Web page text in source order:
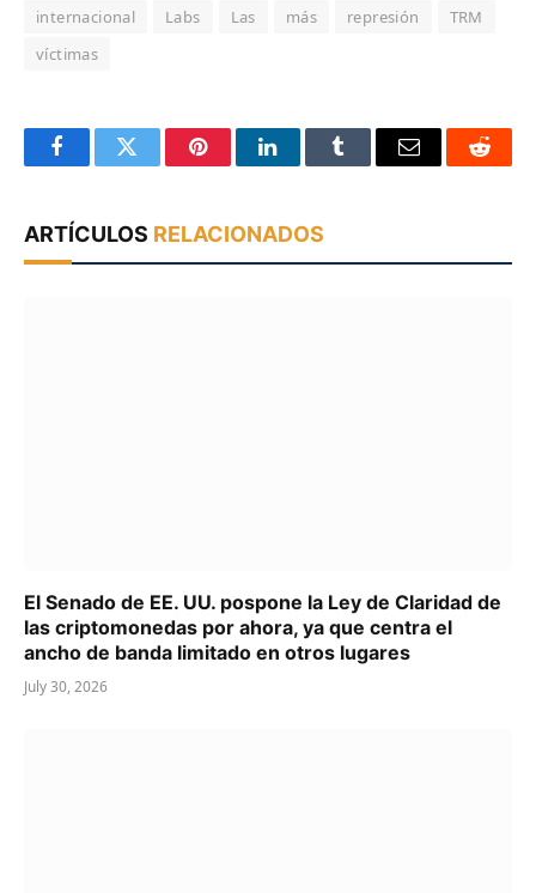
internacional
Labs Las más represión
TRM
víctimas
FacebookTwitter PinterestLinkedInTumblr Email Reddit
ARTÍCULOS RELACIONADOS
El Senado de EE. UU. pospone la Ley de Claridad de
las criptomonedas por ahora, ya que centra el
ancho de banda limitado en otros lugares
July 30, 2026